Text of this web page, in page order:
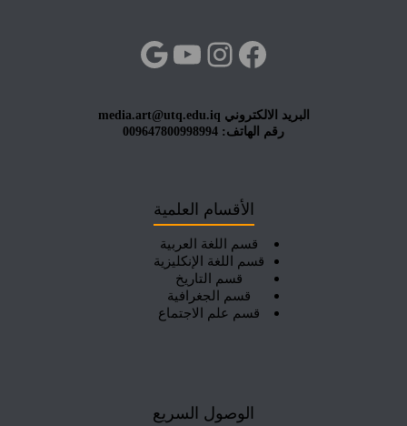
فيسبوك
إنستجرام
يوتيوب
البريد الالكتروني media.art@utq.edu.iq
رقم الهاتف: 009647800998994
الأقسام العلمية
قسم اللغة العربية
قسم اللغة الإنكليزية
قسم التاريخ
قسم الجغرافية
قسم علم الاجتماع
الوصول السريع